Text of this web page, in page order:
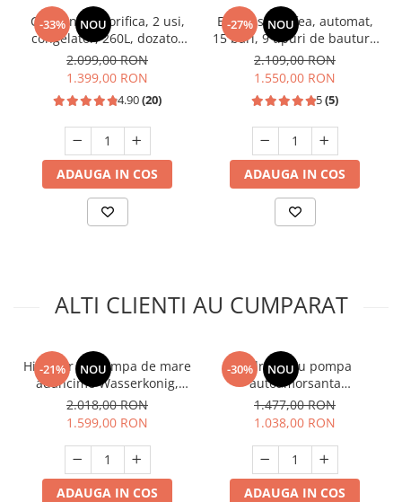
-33% NOU
Combina frigorifica, 2 usi,
congelator, 260L, dozator
de apa, Inox, SAMUS
2.099,00 RON
1.399,00 RON
4.90(20)
ADAUGA IN COS
-27% NOU
Espressor cafea, automat,
15 bari, 9 tipuri de bauturi,
rezervor lapte, putere
1350W, SAMUS
2.109,00 RON
1.550,00 RON
5(5)
ADAUGA IN COS
ALTI CLIENTI AU CUMPARAT
-21% NOU
Hidrofor cu pompa de mare
adancime Wasserkonig,
putere 1500 W, debit 2880
l/h, inaltime refulare 68 m,
aspiratie 40 m, vas de
expansiune 50 litri
2.018,00 RON
1.599,00 RON
ADAUGA IN COS
-30% NOU
Hidrofor cu pompa
autoamorsanta
Wasserkonig, inox, putere
1300 W, debit 4920 l/h,
inaltime refulare 55 m, vas
de expansiune 50 litri
1.477,00 RON
1.038,00 RON
ADAUGA IN COS